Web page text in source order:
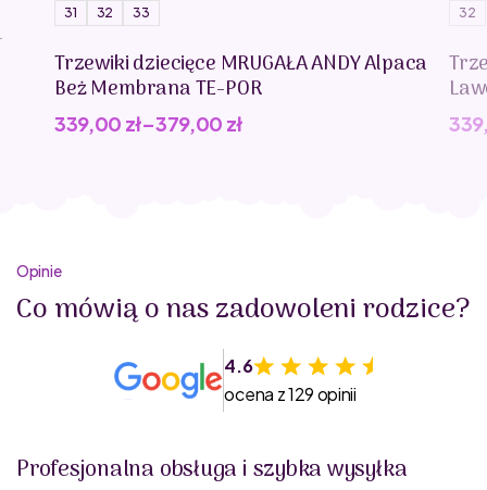
31 32 33
Trzewiki dziecięce MRUGAŁA ANDY Alpaca
Beż Membrana TE-POR
339,00 zł–379,00 zł
32
Opinie
Co mówią o nas zadowoleni rodzice?
4.6
ocena z 129 opinii
Profesjonalna obsługa i szybka wysyłka